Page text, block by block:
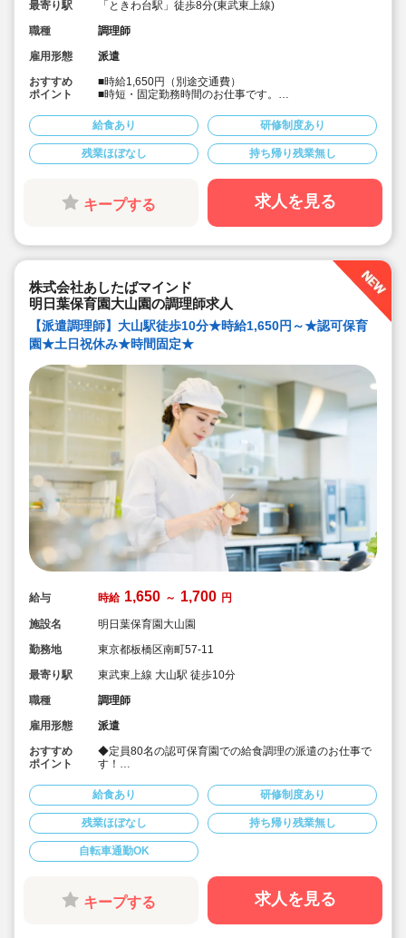
最寄り駅
「ときわ台駅」徒歩8分(東武東上線)
職種
調理師
雇用形態
派遣
おすすめ
ポイント
■時給1,650円（別途交通費）
■時短・固定勤務時間のお仕事です。
■会員制福利厚生サービスもあります！
■ときわ台駅徒歩8分の認可保育園
給食あり 研修制度あり
残業ほぼなし 持ち帰り残業無し
キープする 求人を見る
株式会社あしたばマインド
明日葉保育園大山園の調理師求人
【派遣調理師】大山駅徒歩10分★時給1,650円～★認可保育
園★土日祝休み★時間固定★
給与 時給 1,650 ～ 1,700 円
施設名
明日葉保育園大山園
勤務地
東京都板橋区南町57-11
最寄り駅
東武東上線 大山駅 徒歩10分
職種
調理師
雇用形態
派遣
おすすめ
ポイント
◆定員80名の認可保育園での給食調理の派遣のお仕事で
す！
大量調理の経験者も歓迎いたします！
◆マニュアルが整備されているため、未経験の方やブラ
ンクのある方も安心してスタートできます！
◆時給1,650円～案内可能です！
◆平日の週5日勤務・時間固定で安定して働きたい方にオ
ススメの求人です！
給食あり 研修制度あり
残業ほぼなし 持ち帰り残業無し
自転車通勤OK
キープする 求人を見る